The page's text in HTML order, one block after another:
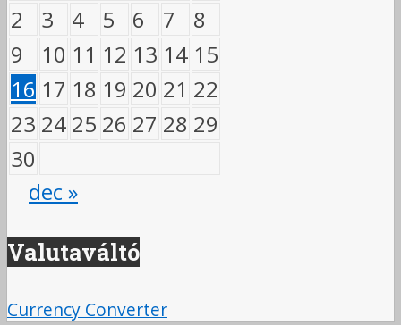
2
3 4 5 6 7
8
9
10 11 12 13 14 15
16 17 18 19 20 21 22
23 24 25 26 27 28 29
30
dec »
Valutaváltó
Currency Converter